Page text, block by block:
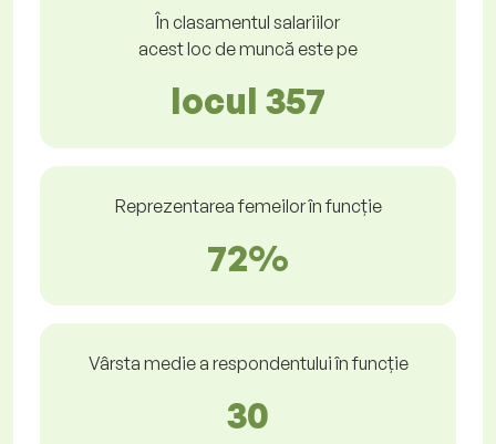
În clasamentul salariilor
acest loc de muncă este pe
locul 357
Reprezentarea femeilor în funcție
72%
Vârsta medie a respondentului în funcție
30